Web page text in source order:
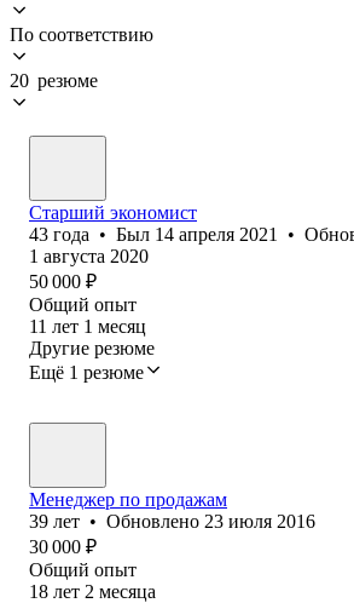
По соответствию
20 резюме
Старший экономист
43 года • Был 14 апреля 2021 •
1 августа 2020
50 000 ₽
Общий опыт
11 лет 1 месяц
Другие резюме
Ещё 1 резюме
Менеджер по продажам
39 лет • Обновлено 23 июля 2016
30 000 ₽
Общий опыт
18 лет 2 месяца